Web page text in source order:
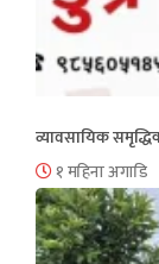
व्यावसायिक
१ महिना अगाडि